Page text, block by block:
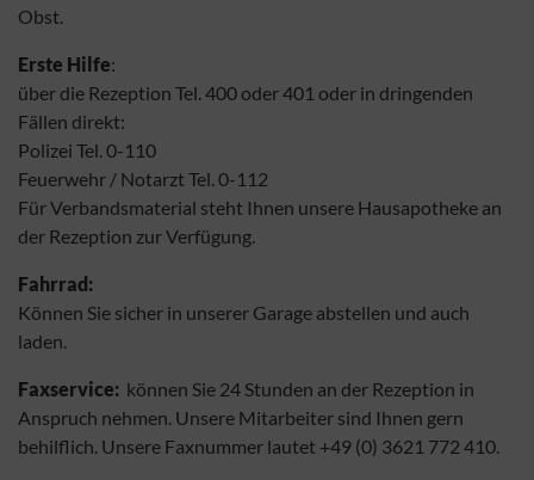
Obst.
Erste Hilfe:
über die Rezeption Tel. 400 oder 401 oder in dringenden
Fällen direkt:
Polizei Tel. 0-110
Feuerwehr / Notarzt Tel. 0-112
Für Verbandsmaterial steht Ihnen unsere Hausapotheke an
der Rezeption zur Verfügung.
Fahrrad:
Können Sie sicher in unserer Garage abstellen und auch
laden.
Faxservice: können Sie 24 Stunden an der Rezeption in
Anspruch nehmen. Unsere Mitarbeiter sind Ihnen gern
behilflich. Unsere Faxnummer lautet +49 (0) 3621 772 410.